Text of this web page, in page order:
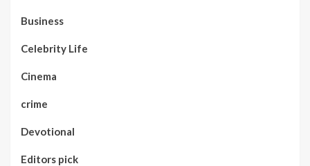
Business
Celebrity Life
Cinema
crime
Devotional
Editors pick